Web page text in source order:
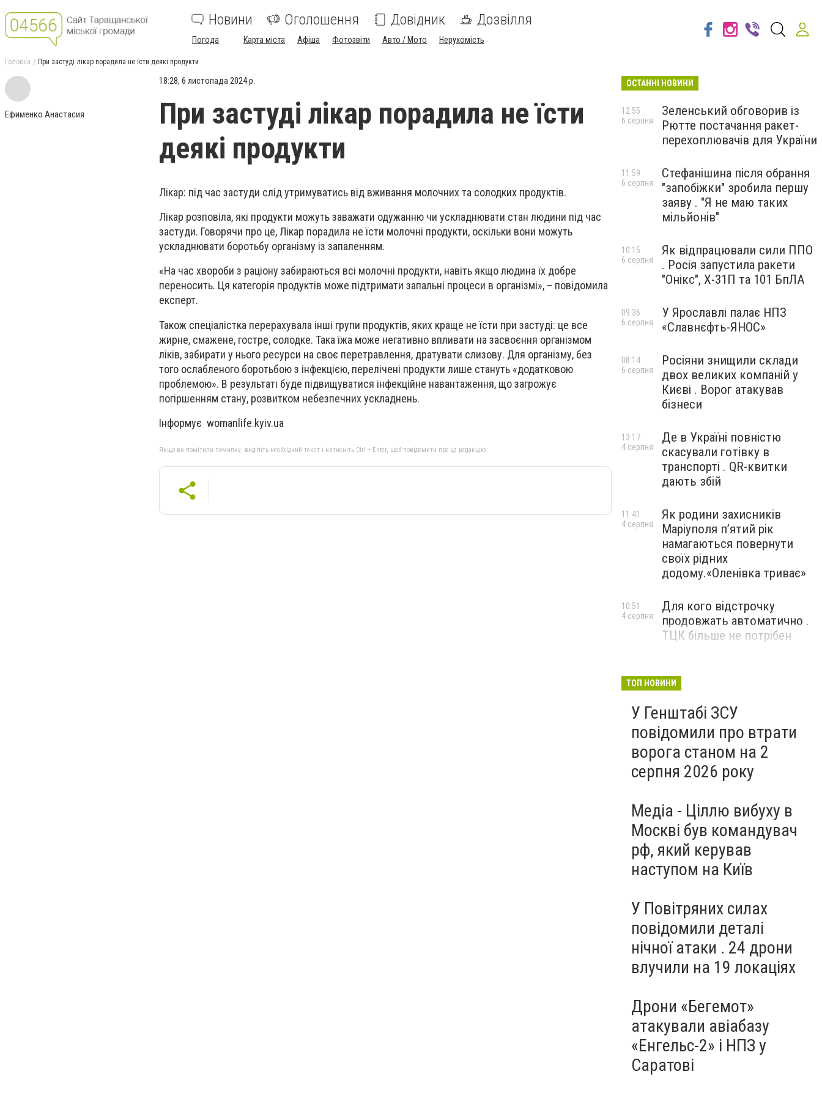
Новини Оголошення Довідник Дозвілля
Погода Карта міста Афіша Фотозвіти Авто / Мото Нерухомість
Головна При застуді лікар порадила не їсти деякі продукти
Ефименко Анастасия
18:28, 6 листопада 2024 р.
При застуді лікар порадила не їсти
деякі продукти
Лікар: під час застуди слід утримуватись від вживання молочних та солодких продуктів.
Лікар розповіла, які продукти можуть заважати одужанню чи ускладнювати стан людини під час
застуди. Говорячи про це, Лікар порадила не їсти молочні продукти, оскільки вони можуть
ускладнювати боротьбу організму із запаленням.
«На час хвороби з раціону забираються всі молочні продукти, навіть якщо людина їх добре
переносить. Ця категорія продуктів може підтримати запальні процеси в організмі», – повідомила
експерт.
Також спеціалістка перерахувала інші групи продуктів, яких краще не їсти при застуді: це все
жирне, смажене, гостре, солодке. Така їжа може негативно впливати на засвоєння організмом
ліків, забирати у нього ресурси на своє перетравлення, дратувати слизову. Для організму, без
того ослабленого боротьбою з інфекцією, перелічені продукти лише стануть «додатковою
проблемою». В результаті буде підвищуватися інфекційне навантаження, що загрожує
погіршенням стану, розвитком небезпечних ускладнень.
Інформує womanlife.kyiv.ua
Якщо ви помітили помилку, виділіть необхідний текст і натисніть Ctrl + Enter, щоб повідомити про це редакцію
ОСТАННІ НОВИНИ
Зеленський обговорив із
Рютте постачання ракет-
перехоплювачів для України
12:55
6 серпня
Стефанішина після обрання
"запобіжки" зробила першу
заяву . "Я не маю таких
мільйонів"
11:59
6 серпня
Як відпрацювали сили ППО
. Росія запустила ракети
"Онікс", Х-31П та 101 БпЛА
10:15
6 серпня
У Ярославлі палає НПЗ
«Славнєфть-ЯНОС»
09:36
6 серпня
Росіяни знищили склади
двох великих компаній у
Києві . Ворог атакував
бізнеси
08:14
6 серпня
Де в Україні повністю
скасували готівку в
транспорті . QR-квитки
дають збій
13:17
4 серпня
Як родини захисників
Маріуполя пʼятий рік
намагаються повернути
своїх рідних
додому.«Оленівка триває»
11:41
4 серпня
Для кого відстрочку
продовжать автоматично .
ТЦК більше не потрібен
10:51
4 серпня
ТОП НОВИНИ
У Генштабі ЗСУ
повідомили про втрати
ворога станом на 2
серпня 2026 року
Медіа - Ціллю вибуху в
Москві був командувач
рф, який керував
наступом на Київ
У Повітряних силах
повідомили деталі
нічної атаки . 24 дрони
влучили на 19 локаціях
Дрони «Бегемот»
атакували авіабазу
«Енгельс-2» і НПЗ у
Саратові